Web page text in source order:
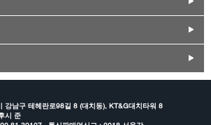
강남구 테헤란로98길 8 (대치동), KT&G대치타워 8
시 준